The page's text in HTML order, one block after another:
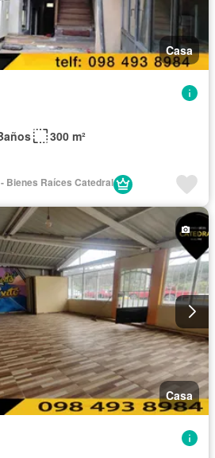
Casa
300 m²
Bienes Raíces Catedral
Casa